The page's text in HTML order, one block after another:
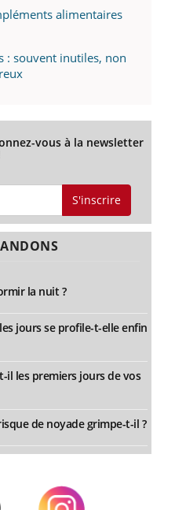
alimentaires
: souvent inutiles, non
vous à la newsletter
S'inscrire
la nuit ?
jours se profile-t-elle enfin
il les premiers jours de vos
de noyade grimpe-t-il ?